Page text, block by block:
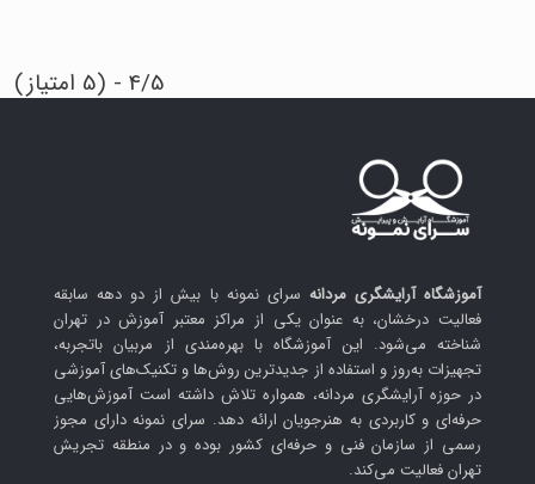
4/5 - (5 امتیاز)
آموزشگاه آرایشگری مردانه سرای نمونه با بیش از دو دهه سابقه
فعالیت درخشان، به عنوان یکی از مراکز معتبر آموزش در تهران
شناخته می‌شود. این آموزشگاه با بهره‌مندی از مربیان باتجربه،
تجهیزات به‌روز و استفاده از جدیدترین روش‌ها و تکنیک‌های آموزشی
در حوزه آرایشگری مردانه، همواره تلاش داشته است آموزش‌هایی
حرفه‌ای و کاربردی به هنرجویان ارائه دهد. سرای نمونه دارای مجوز
رسمی از سازمان فنی و حرفه‌ای کشور بوده و در منطقه تجریش
تهران فعالیت می‌کند.